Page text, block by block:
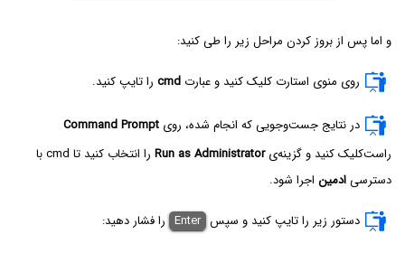
و اما پس از بروز کردن مراحل زیر را طی کنید:
روی منوی استارت کلیک کنید و عبارت cmd را تایپ کنید.
در نتایج جست‌وجویی که انجام شده، روی Command Prompt
راست‌کلیک کنید و گزینه‌یRun as Administrator
را انتخاب کنید تا cmd‌ با
دسترسیادمین اجرا شود.
دستور زیر را تایپ کنید و سپس Enter را فشار دهید: